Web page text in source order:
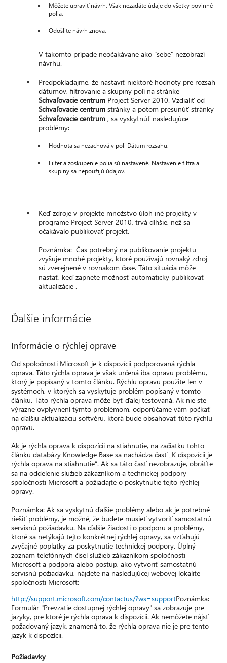
Môžete upraviť návrh. Však nezadáte údaje do všetky povinné
polia.
Odošlite návrh znova.
V takomto prípade neočakávane ako "sebe" nezobrazí
návrhu.
Predpokladajme, že nastaviť niektoré hodnoty pre rozsah
dátumov, filtrovanie a skupiny polí na stránke
Schvaľovacie centrum Project Server 2010. Vzdialiť od
Schvaľovacie centrum stránky a potom presunúť stránky
Schvaľovacie centrum , sa vyskytnúť nasledujúce
problémy:
Hodnota sa nezachová v poli Dátum rozsahu.
Filter a zoskupenie polia sú nastavené. Nastavenie filtra a
skupiny sa nepoužijú údajov.
Keď zdroje v projekte množstvo úloh iné projekty v
programe Project Server 2010, trvá dlhšie, než sa
očakávalo publikovať projekt.
Poznámka: Čas potrebný na publikovanie projektu
zvyšuje mnohé projekty, ktoré používajú rovnaký zdroj
sú zverejnené v rovnakom čase. Táto situácia môže
nastať, keď zapnete možnosť automaticky publikovať
aktualizácie .
Ďalšie informácie
Informácie o rýchlej oprave
Od spoločnosti Microsoft je k dispozícii podporovaná rýchla
oprava. Táto rýchla oprava je však určená iba opravu problému,
ktorý je popísaný v tomto článku. Rýchlu opravu použite len v
systémoch, v ktorých sa vyskytuje problém popísaný v tomto
článku. Táto rýchla oprava môže byť ďalej testovaná. Ak nie ste
výrazne ovplyvnení týmto problémom, odporúčame vám počkať
na ďalšiu aktualizáciu softvéru, ktorá bude obsahovať túto rýchlu
opravu.
Ak je rýchla oprava k dispozícii na stiahnutie, na začiatku tohto
článku databázy Knowledge Base sa nachádza časť „K díspozícii je
rýchla oprava na stiahnutie“. Ak sa táto časť nezobrazuje, obráťte
sa na oddelenie služieb zákazníkom a technickej podpory
spoločnosti Microsoft a požiadajte o poskytnutie tejto rýchlej
opravy.
Poznámka: Ak sa vyskytnú ďalšie problémy alebo ak je potrebné
riešiť problémy, je možné, že budete musieť vytvoriť samostatnú
servisnú požiadavku. Na ďalšie žiadosti o podporu a problémy,
ktoré sa netýkajú tejto konkrétnej rýchlej opravy, sa vzťahujú
zvyčajné poplatky za poskytnutie technickej podpory. Úplný
zoznam telefónnych čísel služieb zákazníkom spoločnosti
Microsoft a podpora alebo postup, ako vytvoriť samostatnú
servisnú požiadavku, nájdete na nasledujúcej webovej lokalite
spoločnosti Microsoft:
http://support.microsoft.com/contactus/?ws=supportPoznámka:
Formulár "Prevzatie dostupnej rýchlej opravy" sa zobrazuje pre
jazyky, pre ktoré je rýchla oprava k dispozícii. Ak nemôžete nájsť
požadovaný jazyk, znamená to, že rýchla oprava nie je pre tento
jazyk k dispozícii.
Požiadavky